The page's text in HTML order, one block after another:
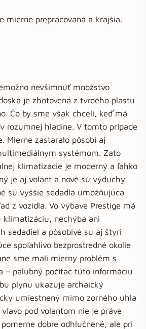
mierne prepracovaná a krajšia.
nevšimnúť množstvo
je zhotovená z tvrdého plastu
Čo by sme však chceli, keď má
rozumnej hladine. V tomto prípade
Mierne zastaralo pôsobí aj
systémom. Zato
klimatizácie je moderný a ľahko
je aj volant a nové sú výduchy
sú vyššie sedadlá umožňujúca
z vozidla. Vo výbave Prestige má
nechýba ani
sedadiel a pôsobivé sú aj štyri
spoľahlivo bezprostredné okolie
sme mali mierny problém s
– palubný počítač túto informáciu
plynu ukazuje archaický
umiestnený mimo zorného uhla
pod volantom nie je práve
dobre odhlučnené, ale pri